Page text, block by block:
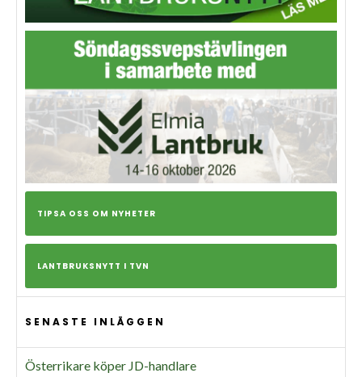
TIPSA OSS OM NYHETER
LANTBRUKSNYTT I TVN
SENASTE INLÄGGEN
Österrikare köper JD-handlare